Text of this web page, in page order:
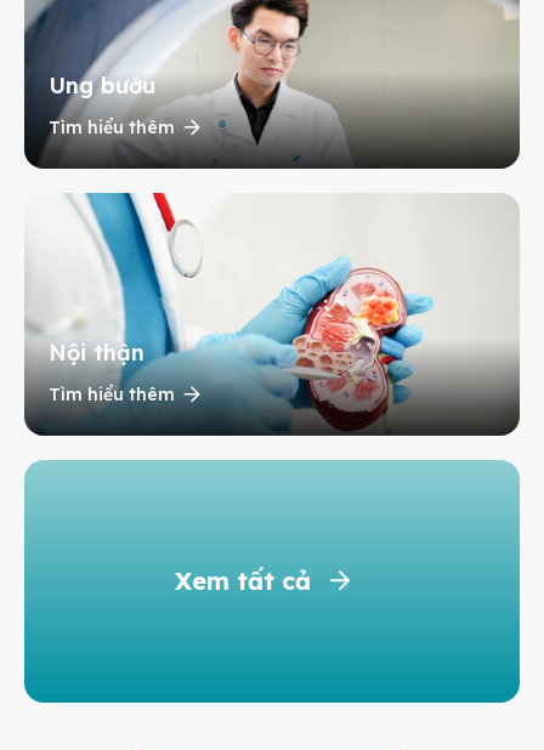
Ung bướu
Tìm hiểu thêm
Nội thận
Tìm hiểu thêm
Xem tất cả